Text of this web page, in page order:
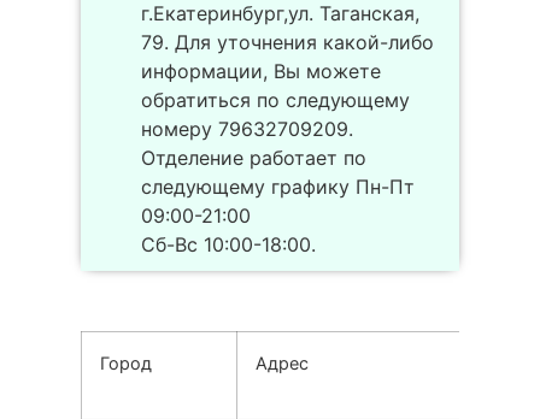
г.Екатеринбург,ул. Таганская,
79. Для уточнения какой-либо
информации, Вы можете
обратиться по следующему
номеру 79632709209.
Отделение работает по
следующему графику Пн-Пт
09:00-21:00
Сб-Вс 10:00-18:00.
Город Адрес